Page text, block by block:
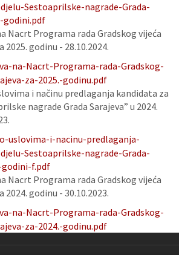
Sestoaprilske-nagrade-Grada-
godini.pdf
Nacrt Programa rada Gradskog vijeća
2025. godinu - 28.10.2024.
na-Nacrt-Programa-rada-Gradskog-
za-2025.-godinu.pdf
i načinu predlaganja kandidata za
nagrade Grada Sarajeva” u 2024.
uslovima-i-nacinu-predlaganja-
Sestoaprilske-nagrade-Grada-
godini-f.pdf
Nacrt Programa rada Gradskog vijeća
2024. godinu - 30.10.2023.
na-Nacrt-Programa-rada-Gradskog-
za-2024.-godinu.pdf